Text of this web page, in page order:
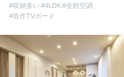
#収納多い #4LDK#全館空調
#造作TVボード